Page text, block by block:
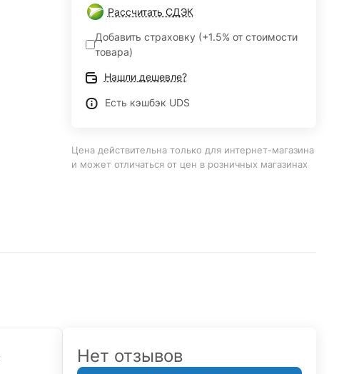
Рассчитать СДЭК
Добавить страховку (+1.5% от стоимости
товара)
Нашли дешевле?
Есть кэшбэк UDS
Цена действительна только для интернет-магазина
и может отличаться от цен в розничных магазинах
Нет отзывов